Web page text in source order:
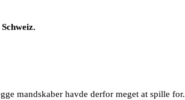
mandskaber havde derfor meget at spille for.